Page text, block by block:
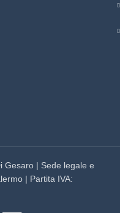
Gesaro | Sede legale e
| Partita IVA: